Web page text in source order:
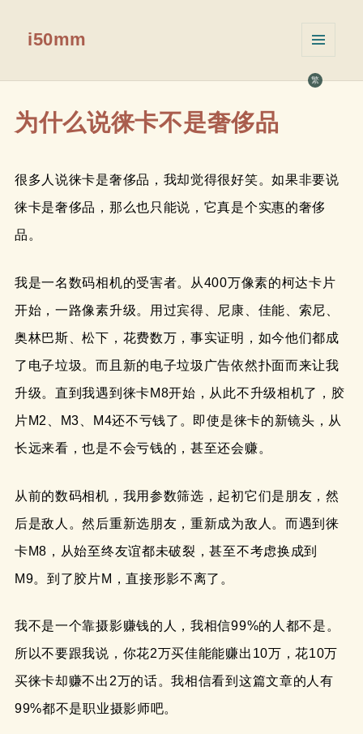
繁
i50mm
挂件
为什么说徕卡不是奢侈品
很多人说徕卡是奢侈品，我却觉得很好笑。如果非要说
徕卡是奢侈品，那么也只能说，它真是个实惠的奢侈
品。
我是一名数码相机的受害者。从400万像素的柯达卡片
开始，一路像素升级。用过宾得、尼康、佳能、索尼、
奥林巴斯、松下，花费数万，事实证明，如今他们都成
了电子垃圾。而且新的电子垃圾广告依然扑面而来让我
升级。直到我遇到徕卡M8开始，从此不升级相机了，胶
片M2、M3、M4还不亏钱了。即使是徕卡的新镜头，从
长远来看，也是不会亏钱的，甚至还会赚。
从前的数码相机，我用参数筛选，起初它们是朋友，然
后是敌人。然后重新选朋友，重新成为敌人。而遇到徕
卡M8，从始至终友谊都未破裂，甚至不考虑换成到
M9。到了胶片M，直接形影不离了。
我不是一个靠摄影赚钱的人，我相信99%的人都不是。
所以不要跟我说，你花2万买佳能能赚出10万，花10万
买徕卡却赚不出2万的话。我相信看到这篇文章的人有
99%都不是职业摄影师吧。